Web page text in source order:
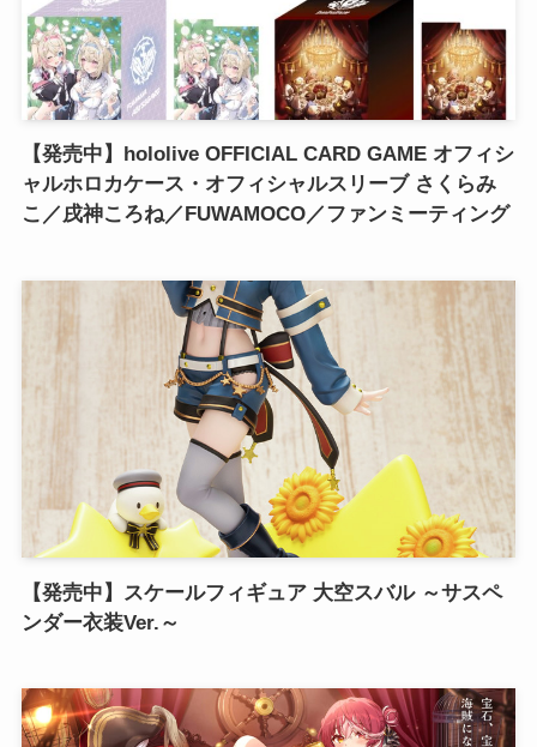
【発売中】hololive OFFICIAL CARD GAME オフィシ
ャルホロカケース・オフィシャルスリーブ さくらみ
こ／戌神ころね／FUWAMOCO／ファンミーティング
【発売中】スケールフィギュア 大空スバル ～サスペ
ンダー衣装Ver.～